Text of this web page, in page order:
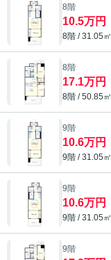
8階
10.5万円
8階 / 31.05
8階
17.1万円
8階 / 50.85
9階
10.6万円
9階 / 31.05
9階
10.6万円
9階 / 31.05
9階